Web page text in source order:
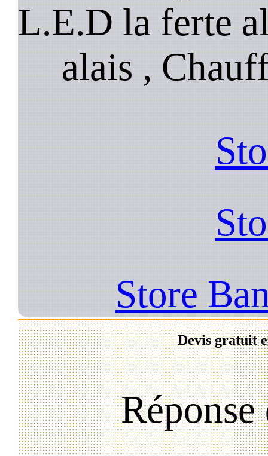
L.E.D la ferte
alais ,
Store
Devis gratuit